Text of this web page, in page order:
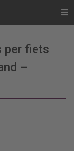
per fiets
–